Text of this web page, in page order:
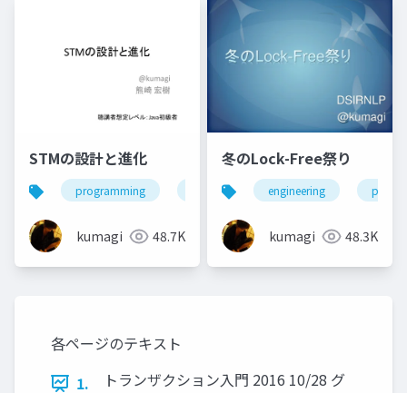
STMの設計と進化
programming engineering
kumagi 48.7K
冬のLock-Free祭り
engineering
kumagi 48.3K
各ページのテキスト
1.
トランザクション入門 2016 10/28 グ